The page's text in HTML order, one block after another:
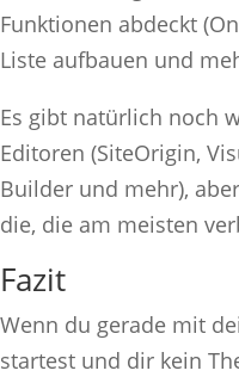
Funktionen abdeckt
Liste aufbauen und
Es gibt natürlich noch
Editoren (SiteOrigin,
Builder und mehr),
die, die am meisten
Fazit
Wenn du gerade mit
startest und dir kein